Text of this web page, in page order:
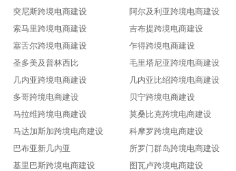
突尼斯跨境电商建设 阿尔及利亚跨境电商建设
索马里跨境电商建设 吉布提跨境电商建设
塞舌尔跨境电商建设 乍得跨境电商建设
圣多美及普林西比 毛里塔尼亚跨境电商建设
几内亚跨境电商建设 几内亚比绍跨境电商建设
多哥跨境电商建设 贝宁跨境电商建设
马拉维跨境电商建设 莫桑比克跨境电商建设
马达加斯加跨境电商建设 科摩罗跨境电商建设
巴布亚新几内亚 所罗门群岛跨境电商建设
基里巴斯跨境电商建设 图瓦卢跨境电商建设